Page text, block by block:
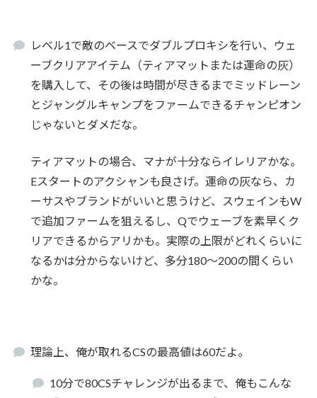
レベル1で敵のベースでダブルプロキシを行い、ウェ
ーブクリアアイテム（ティアマットまたは運命の灰）
を購入して、その後は時間が尽きるまでミッドレーン
とジャングルキャンプをファームできるチャンピオン
じゃないとダメだな。
ティアマットの場合、マナが十分ならイレリアかな。
Eスタートのアクシャンも良さげ。運命の灰なら、カ
ーサスやブランドがいいと思うけど、スウェインもW
で追加ファームを狙えるし、Qでウェーブを素早くク
リアできるからアリかも。実際の上限がどれくらいに
なるかは分からないけど、多分180～200の間くらい
かな。
理論上、俺が取れるCSの最高値は60だよ。
10分で80CSチャレンジが出るまで、俺もこんな